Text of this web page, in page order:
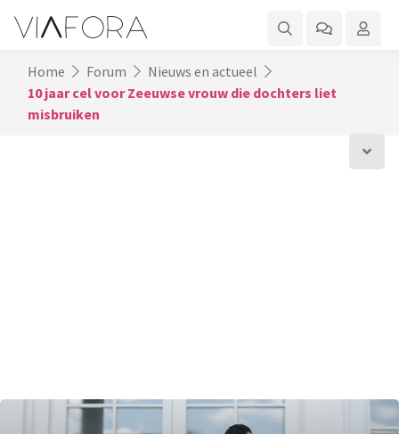
Home Forum
Nieuws en actueel
10 jaar cel voor Zeeuwse vrouw die dochters liet
misbruiken